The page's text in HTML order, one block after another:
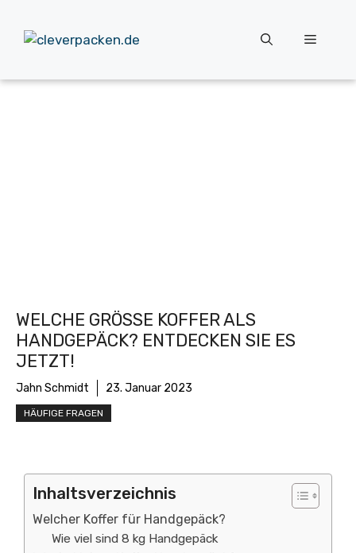
Inhalt
springen
Menü
WELCHE GRÖSSE KOFFER ALS H
ANDGEPÄCK? ENTDECKEN SIE ES J
ETZT!
Jahn Schmidt 23. Januar 2023
HÄUFIGE FRAGEN
Inhaltsverzeichnis
Welcher Koffer für Handgepäck?
Wie viel sind 8 kg Handgepäck